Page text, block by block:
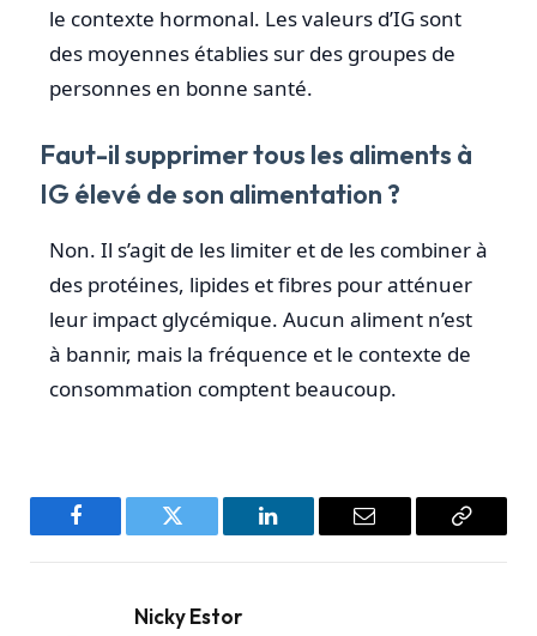
le contexte hormonal. Les valeurs d’IG sont
des moyennes établies sur des groupes de
personnes en bonne santé.
Faut-il supprimer tous les aliments à
IG élevé de son alimentation ?
Non. Il s’agit de les limiter et de les combiner à
des protéines, lipides et fibres pour atténuer
leur impact glycémique. Aucun aliment n’est
à bannir, mais la fréquence et le contexte de
consommation comptent beaucoup.
Facebook Twitter LinkedIn Email
Copy
Nicky Estor